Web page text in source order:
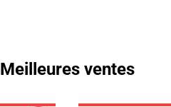
Meilleures ventes